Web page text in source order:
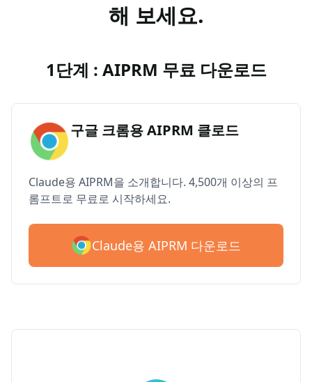
해 보세요.
1단계 : AIPRM 무료 다운로드
구글 크롬용 AIPRM 클로드
Claude용 AIPRM을 소개합니다. 4,500개 이상의 프
롬프트로 무료로 시작하세요.
Claude용 AIPRM 다운로드